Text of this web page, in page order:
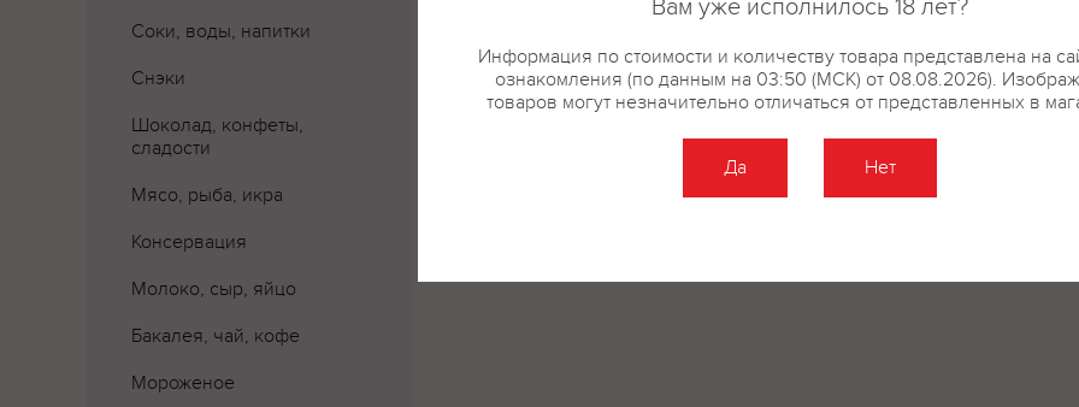
Соки, воды, напитки
Снэки
Шоколад, конфеты,
сладости
Мясо, рыба, икра
Консервация
Молоко, сыр, яйцо
Бакалея, чай, кофе
Мороженое
Вам уже исполнилось 18 лет?
Информация по стоимости и количеству товара представлена на
ознакомления (по данным на 03:50 (МСК) от 08.08.2026).
товаров могут незначительно отличаться от представленных в
Да Нет